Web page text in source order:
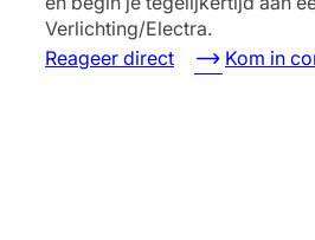
Verlichting/Electra.
Reageer direct
Kom in